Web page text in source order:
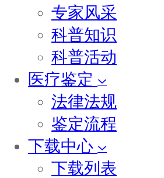
专家风采
科普知识
科普活动
医疗鉴定
法律法规
鉴定流程
下载中心
下载列表